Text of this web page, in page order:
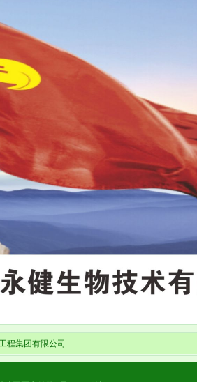
程集团有限公司